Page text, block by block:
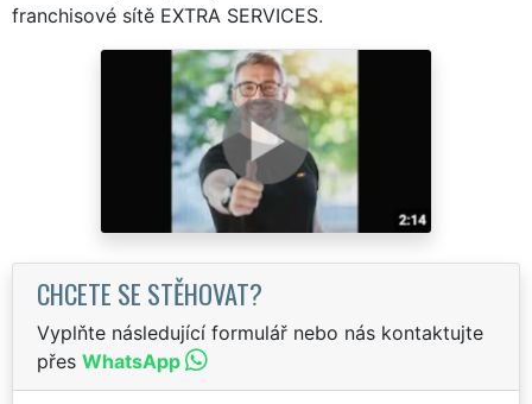
franchisové sítě EXTRA SERVICES.
CHCETE SE STĚHOVAT?
Vyplňte následující formulář nebo nás kontaktujte
přes WhatsApp